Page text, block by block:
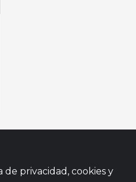
de privacidad, cookies y